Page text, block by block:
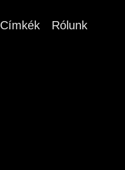
Címkék Rólunk